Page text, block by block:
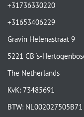
+31736330220
+31653406229
Gravin Helenastraat 9
5221 CB ‘s-
The Netherlands
KvK: 73485691
BTW: NL002027505B71